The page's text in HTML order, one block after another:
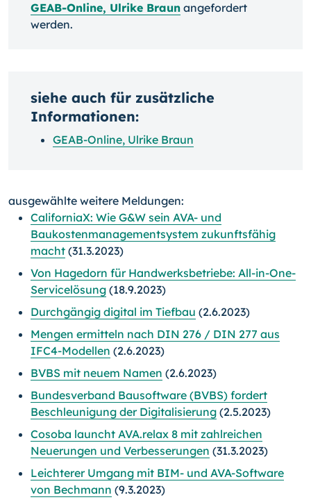
GEAB-Online, Ulrike Braun angefordert
werden.
siehe auch für zusätzliche
Informationen:
GEAB-Online, Ulrike Braun
ausgewählte weitere Meldungen:
CaliforniaX: Wie G&W sein AVA- und
Baukostenmanagementsystem zukunftsfähig
macht (31.3.2023)
Von Hagedorn für Handwerksbetriebe: All-in-One-
Servicelösung (18.9.2023)
Durchgängig digital im Tiefbau (2.6.2023)
Mengen ermitteln nach DIN 276 / DIN 277 aus
IFC4-Modellen (2.6.2023)
BVBS mit neuem Namen (2.6.2023)
Bundesverband Bausoftware (BVBS) fordert
Beschleunigung der Digitalisierung (2.5.2023)
Cosoba launcht AVA.relax 8 mit zahlreichen
Neuerungen und Verbesserungen (31.3.2023)
Leichterer Umgang mit BIM- und AVA-Software
von Bechmann (9.3.2023)